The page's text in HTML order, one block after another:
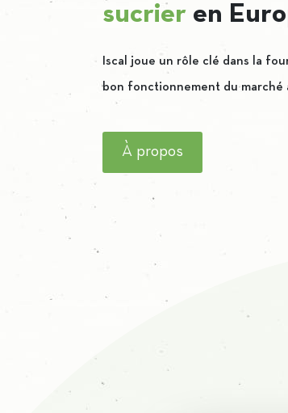
sucrier en
Iscal joue un rôle clé dans la
bon fonctionnement du
À propos